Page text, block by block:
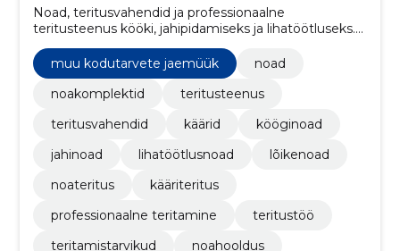
Noad, teritusvahendid ja professionaalne
teritusteenus kööki, jahipidamiseks ja lihatöötluseks.
Mugav üks koht nii ostmiseks kui ka teritamiseks.
muu kodutarvete jaemüük
noad
noakomplektid
teritusteenus
teritusvahendid
käärid
kööginoad
jahinoad
lihatöötlusnoad
lõikenoad
noateritus
kääriteritus
professionaalne teritamine
teritustöö
teritamistarvikud
noahooldus